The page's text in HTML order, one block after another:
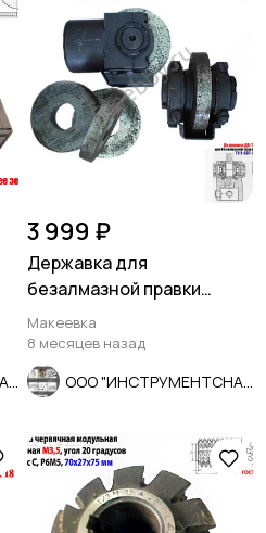
3 999 ₽
Державка для
безалмазной правки
шлифовальных кругов
ДО-75 с кругом.
Макеевка
8 месяцев назад